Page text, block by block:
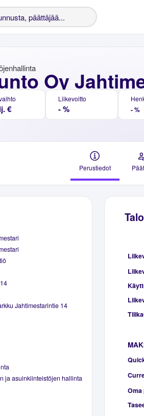
Oy
€
Liikevoitto
- % - %
Perustiedot
Jahtimestarintie 14
ja asuinkiinteistöjen hallinta
Oma